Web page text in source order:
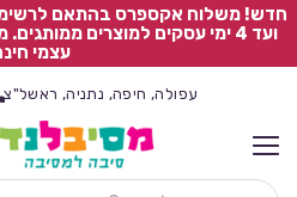
ועד 4 ימי עסקים למוצרים
עצמי
עפולה, חיפה, נתניה, ראשל"צ